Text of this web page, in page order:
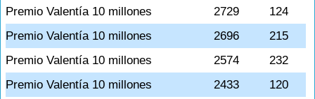
Premio Valentía 10 millones
2729
124
Premio Valentía 10 millones
2696
215
Premio Valentía 10 millones
2574
232
Premio Valentía 10 millones
2433
120